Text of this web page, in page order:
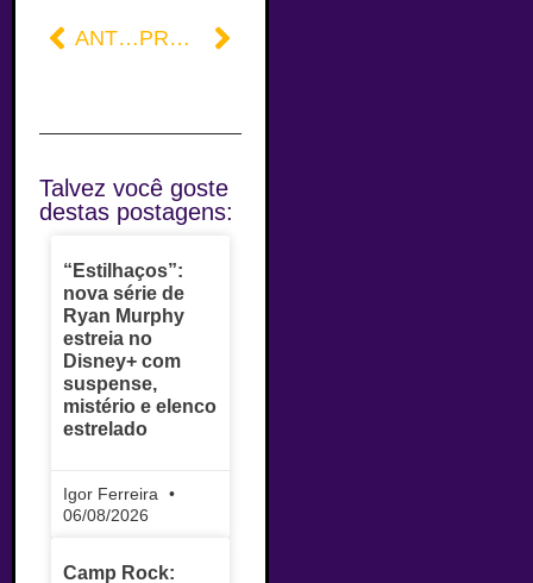
ANTERIOR PRÓXIMO
Talvez você goste
destas postagens:
“Estilhaços”:
nova série de
Ryan Murphy
estreia no
Disney+ com
suspense,
mistério e elenco
estrelado
Igor Ferreira
06/08/2026
Camp Rock: